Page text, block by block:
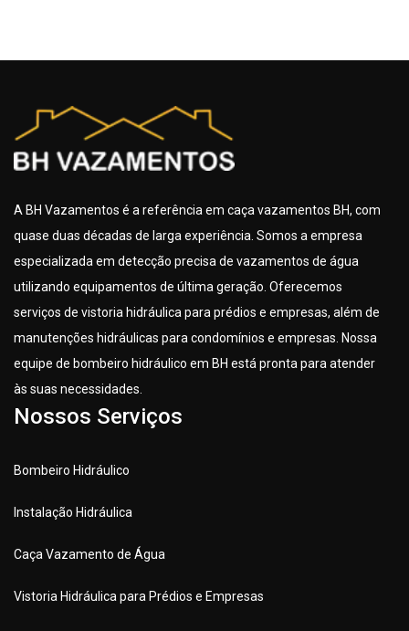
A BH Vazamentos é a referência em caça vazamentos BH, com
quase duas décadas de larga experiência. Somos a empresa
especializada em detecção precisa de vazamentos de água
utilizando equipamentos de última geração. Oferecemos
serviços de vistoria hidráulica para prédios e empresas, além de
manutenções hidráulicas para condomínios e empresas. Nossa
equipe de bombeiro hidráulico em BH está pronta para atender
às suas necessidades.
Nossos Serviços
Bombeiro Hidráulico
Instalação Hidráulica
Caça Vazamento de Água
Vistoria Hidráulica para Prédios e Empresas